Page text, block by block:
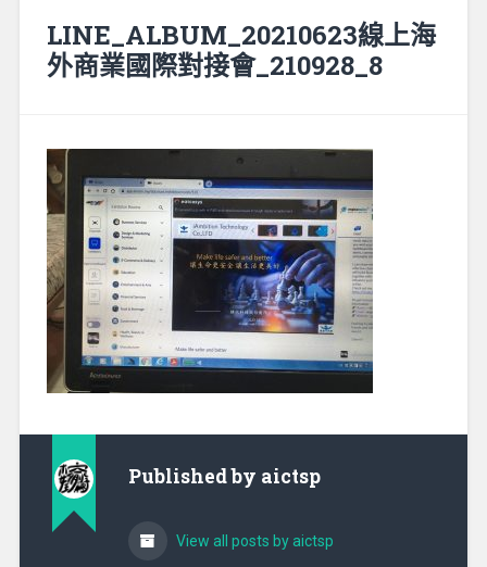
LINE_ALBUM_20210623線上海
外商業國際對接會_210928_8
Published by aictsp
View all posts by aictsp